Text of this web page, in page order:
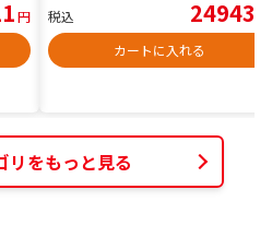
円
税込 24943
カートに入れる
リをもっと見る